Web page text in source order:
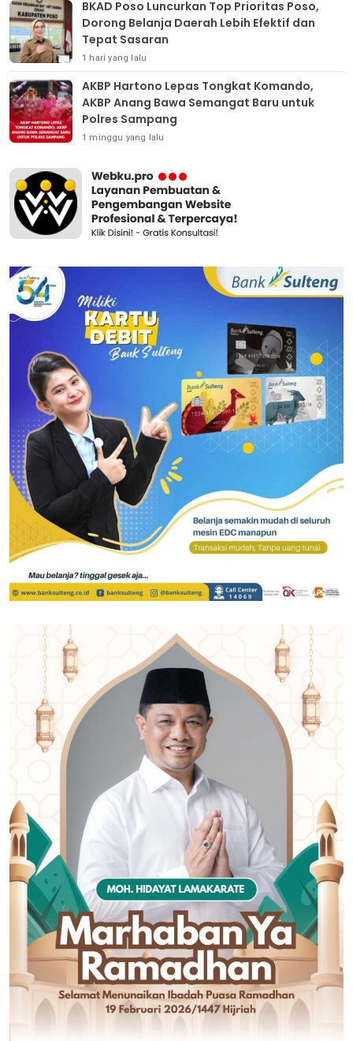
BKAD Poso Luncurkan Top Prioritas Poso,
Dorong Belanja Daerah Lebih Efektif dan
Tepat Sasaran
1 hari yang lalu
AKBP Hartono Lepas Tongkat Komando,
AKBP Anang Bawa Semangat Baru untuk
Polres Sampang
1 minggu yang lalu